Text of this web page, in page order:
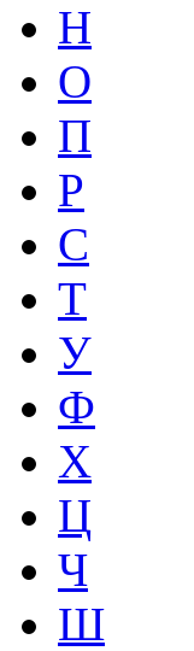
Н
О
П
Р
С
Т
У
Ф
Х
Ц
Ч
Ш